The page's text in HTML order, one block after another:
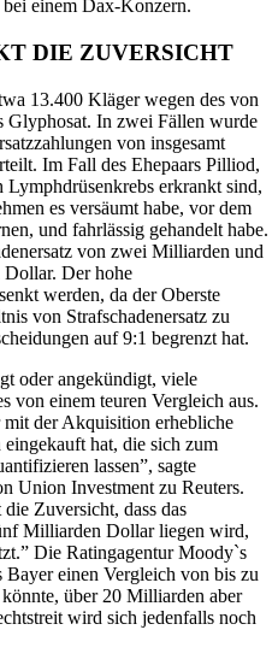
einem Dax-Konzern.
DIE ZUVERSICHT
13.400 Kläger wegen des von
Glyphosat. In zwei Fällen wurde
von insgesamt
Im Fall des Ehepaars Pilliod,
Lymphdrüsenkrebs erkrankt sind,
es versäumt habe, vor dem
und fahrlässig gehandelt habe.
von zwei Milliarden und
Dollar. Der hohe
werden, da der Oberste
von Strafschadenersatz zu
auf 9:1 begrenzt hat.
oder angekündigt, viele
von einem teuren Vergleich aus.
mit der Akquisition erhebliche
hat, die sich zum
lassen”, sagte
Union Investment zu Reuters.
Zuversicht, dass das
Milliarden Dollar liegen wird,
Die Ratingagentur Moody`s
Bayer einen Vergleich von bis zu
über 20 Milliarden aber
wird sich jedenfalls noch